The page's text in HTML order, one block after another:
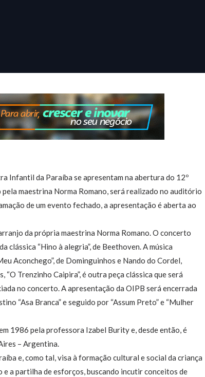
Infantil da Paraíba se apresentam na abertura do 12º
maestrina Norma Romano, será realizado no auditório
de um evento fechado, a apresentação é aberta ao
da própria maestrina Norma Romano. O concerto
clássica “Hino à alegria”, de Beethoven. A música
Aconchego”, de Dominguinhos e Nando do Cordel,
“O Trenzinho Caipira”, é outra peça clássica que será
no concerto. A apresentação da OIPB será encerrada
“Asa Branca” e seguido por “Assum Preto” e “Mulher
1986 pela professora Izabel Burity e, desde então, é
– Argentina.
e, como tal, visa à formação cultural e social da criança
a partilha de esforços, buscando incutir conceitos de